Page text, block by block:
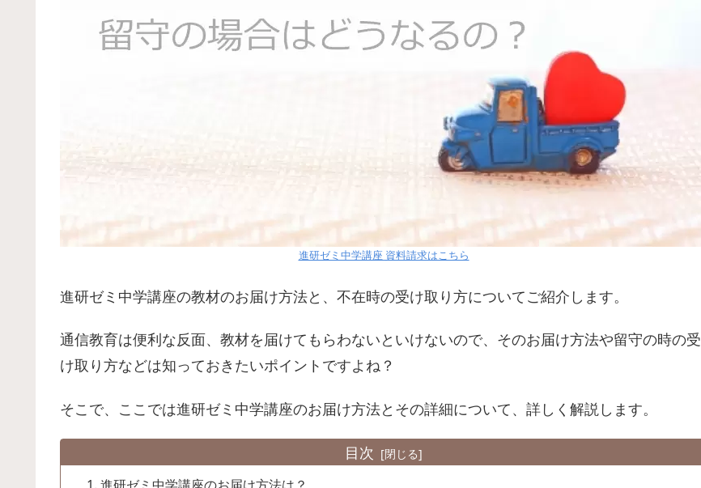
進研ゼミ中学講座 資料請求はこちら
進研ゼミ中学講座の教材のお届け方法と、不在時の受け取り方についてご紹介します。
通信教育は便利な反面、教材を届けてもらわないといけないので、そのお届け方法や留守の時の受
け取り方などは知っておきたいポイントですよね？
そこで、ここでは進研ゼミ中学講座のお届け方法とその詳細について、詳しく解説します。
目次